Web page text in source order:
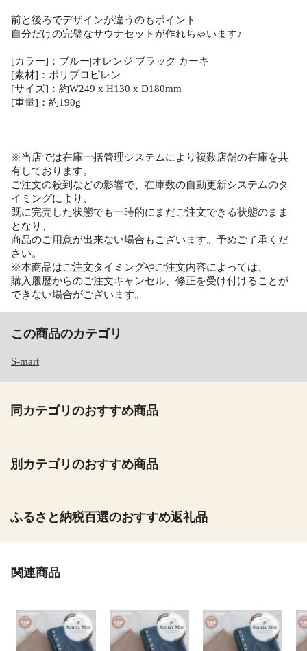
前と後ろでデザインが違うのもポイント
自分だけの完璧なサウナセットが作れちゃいます♪
[カラー]：ブルー|オレンジ|ブラック|カーキ
[素材]：ポリプロピレン
[サイズ]：約W249 x H130 x D180mm
[重量]：約190g
※当店では在庫一括管理システムにより複数店舗の在庫を共
有しております。
ご注文の殺到などの影響で、在庫数の自動更新システムのタ
イミングにより、
既に完売した状態でも一時的にまだご注文できる状態のまま
となり、
商品のご用意が出来ない場合もございます。予めご了承くだ
さい。
※本商品はご注文タイミングやご注文内容によっては、
購入履歴からのご注文キャンセル、修正を受け付けることが
できない場合がございます。
この商品のカテゴリ
S-mart
同カテゴリのおすすめ商品
別カテゴリのおすすめ商品
ふるさと納税百選のおすすめ返礼品
関連商品